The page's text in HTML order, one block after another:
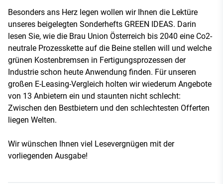
Besonders ans Herz legen wollen wir Ihnen die Lektüre
unseres beigelegten Sonderhefts GREEN IDEAS. Darin
lesen Sie, wie die Brau Union Österreich bis 2040 eine Co2-
neutrale Prozesskette auf die Beine stellen will und welche
grünen Kostenbremsen in Fertigungsprozessen der
Industrie schon heute Anwendung finden. Für unseren
großen E-Leasing-Vergleich holten wir wiederum Angebote
von 13 Anbietern ein und staunten nicht schlecht:
Zwischen den Bestbietern und den schlechtesten Offerten
liegen Welten.
Wir wünschen Ihnen viel Lesevergnügen mit der
vorliegenden Ausgabe!